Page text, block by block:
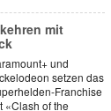
mit
und
setzen das
Franchise
«Clash of the